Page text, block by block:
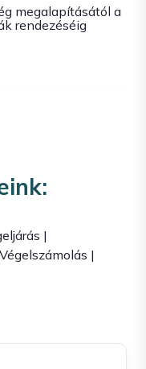
megalapításától a
rendezéséig
|
|